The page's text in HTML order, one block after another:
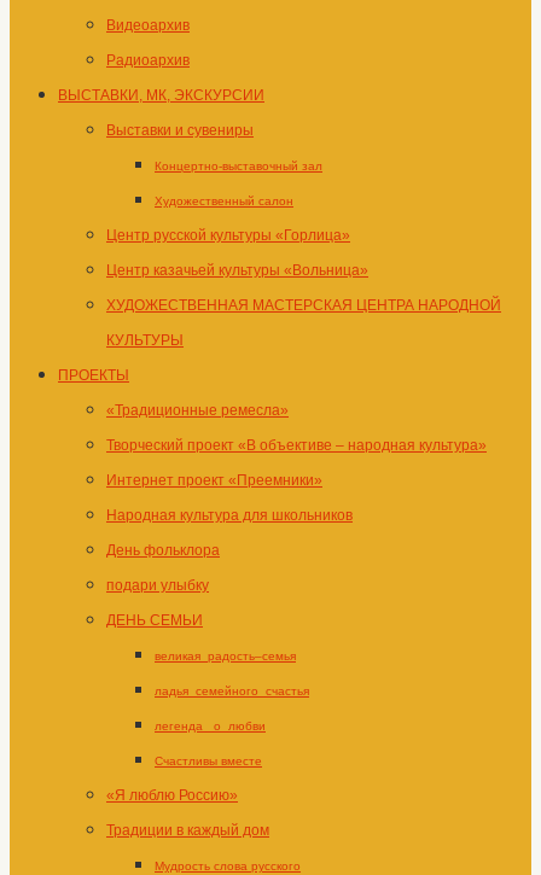
Видеоархив
Радиоархив
ВЫСТАВКИ, МК, ЭКСКУРСИИ
Выставки и сувениры
Концертно-выставочный зал
Художественный салон
Центр русской культуры «Горлица»
Центр казачьей культуры «Вольница»
ХУДОЖЕСТВЕННАЯ МАСТЕРСКАЯ ЦЕНТРА НАРОДНОЙ
КУЛЬТУРЫ
ПРОЕКТЫ
«Традиционные ремесла»
Творческий проект «В объективе – народная культура»
Интернет проект «Преемники»
Народная культура для школьников
День фольклора
подари улыбку
ДЕНЬ СЕМЬИ
великая_радость–семья
ладья_семейного_счастья
легенда _о_любви
Счастливы вместе
«Я люблю Россию»
Традиции в каждый дом
Мудрость слова русского